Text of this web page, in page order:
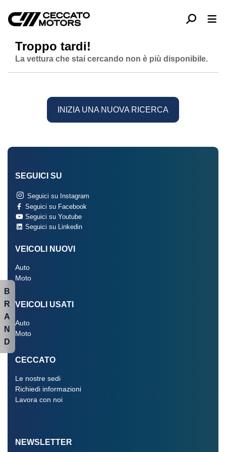
Troppo tardi!
La vettura che stai cercando non è più disponibile.
INIZIA UNA NUOVA RICERCA
SEGUICI SU
Seguici su Instagram
Seguici su Facebook
Seguici su Youtube
Seguici su Linkedin
VEICOLI NUOVI
Auto
Moto
VEICOLI USATI
Auto
Moto
CECCATO
Le nostre sedi
Richiedi informazioni
Lavora con noi
NEWSLETTER
B
R
A
N
D